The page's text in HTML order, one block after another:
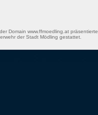
Domain www.ffmoedling.at
der Stadt Mödling gestattet.